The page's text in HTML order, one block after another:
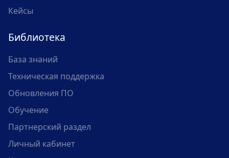
Кейсы
Библиотека
База знаний
Техническая поддержка
Обновления ПО
Обучение
Партнерский раздел
Личный кабинет